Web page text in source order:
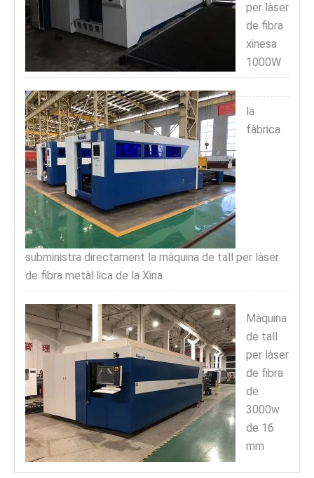
per làser
de fibra
xinesa
1000W
la
fàbrica
subministra directament la màquina de tall per làser
de fibra metàl·lica de la Xina
Màquina
de tall
per làser
de fibra
de
3000w
de 16
mm